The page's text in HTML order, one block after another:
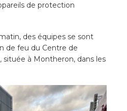
de protection
des équipes se sont
de feu du Centre de
à Montheron, dans les